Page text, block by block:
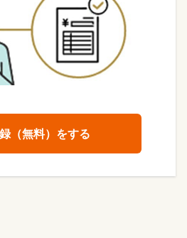
（無料）をする